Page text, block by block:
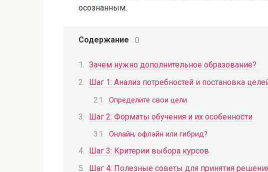
осознанным.
Содержание
Зачем нужно дополнительное образование?
Шаг 1: Анализ потребностей и постановка
Определите свои цели
Шаг 2: Форматы обучения и их особенности
Онлайн, офлайн или гибрид?
Шаг 3: Критерии выбора курсов
Шаг 4: Полезные советы для принятия